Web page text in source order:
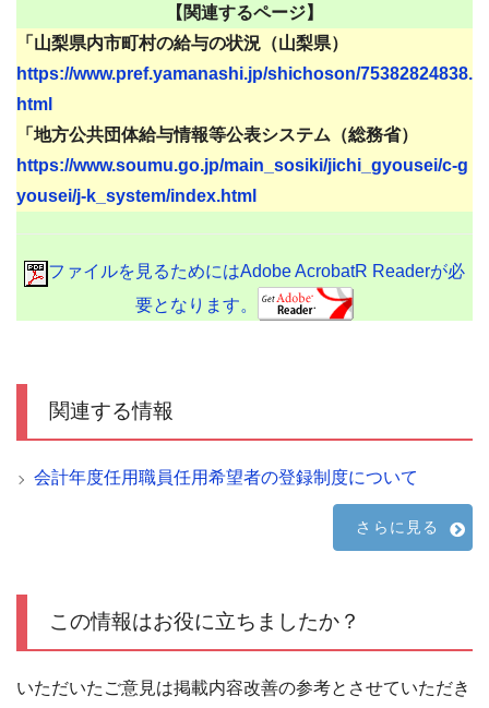
【関連するページ】
「山梨県内市町村の給与の状況（山梨県）
https://www.pref.yamanashi.jp/shichoson/75382824838.
html
「地方公共団体給与情報等公表システム（総務省）
https://www.soumu.go.jp/main_sosiki/jichi_gyousei/c-g
yousei/j-k_system/index.html
ファイルを見るためにはAdobe AcrobatR Readerが必
要となります。
関連する情報
会計年度任用職員任用希望者の登録制度について
さらに見る
この情報はお役に立ちましたか？
いただいたご意見は掲載内容改善の参考とさせていただき